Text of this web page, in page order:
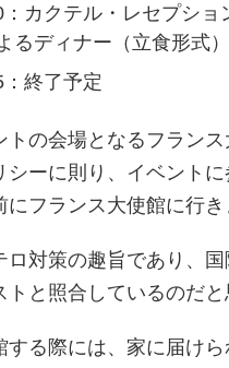
：カクテル・レセプショ
るディナー（立食形式）
終了予定
トの会場となるフラン
シーに則り、イベント
にフランス大使館に行き
ロ対策の趣旨であり、
トと照合しているのだと
する際には、家に届け